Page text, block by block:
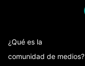
¿Qué es la
comunidad de medios?